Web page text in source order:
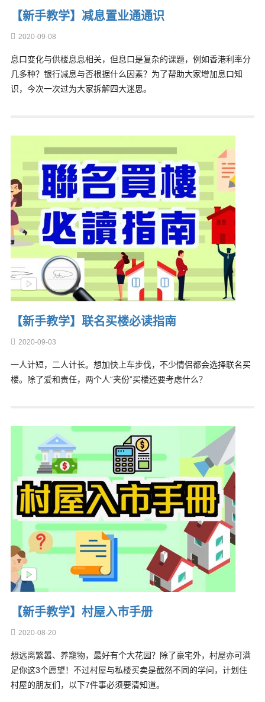
【新手教学】减息置业通通识
2020-09-08
息口变化与供楼息息相关，但息口是复杂的课题，例如香港利率分
几多种？银行减息与否根据什么因素？为了帮助大家增加息口知
识，今次一次过为大家拆解四大迷思。
【新手教学】联名买楼必读指南
2020-09-03
一人计短，二人计长。想加快上车步伐，不少情侣都会选择联名买
楼。除了爱和责任，两个人“夹份”买楼还要考虑什么？
【新手教学】村屋入巿手册
2020-08-20
想远离繁嚣、养竉物，最好有个大花园？除了豪宅外，村屋亦可满
足你这3个愿望！不过村屋与私楼买卖是截然不同的学问，计划住
村屋的朋友们，以下7件事必须要清知道。